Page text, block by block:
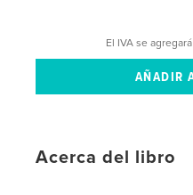
El IVA se
Acerca del libro